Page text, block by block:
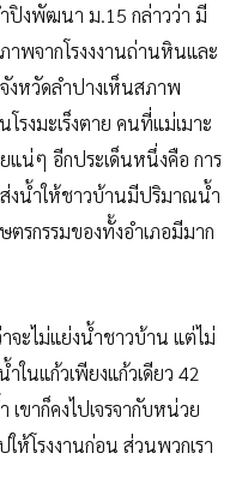
ปิงพัฒนา ม.15 กล่าวว่า มี
าพจากโรงงงานถ่านหินและ
งหวัดลำปางเห็นสภาพ
รงมะเร็งตาย คนที่แม่เมาะ
น่ๆ อีกประเด็นหนึ่งคือ การ
งน้ำให้ชาวบ้านมีปริมาณน้ำ
รกรรมของทั้งอำเภอมีมาก
จะไม่แย่งน้ำชาวบ้าน แต่ไม่
ในแก้วเพียงแก้วเดียว 42
เขาก็คงไปเจรจากับหน่วย
ห้โรงงานก่อน ส่วนพวกเรา